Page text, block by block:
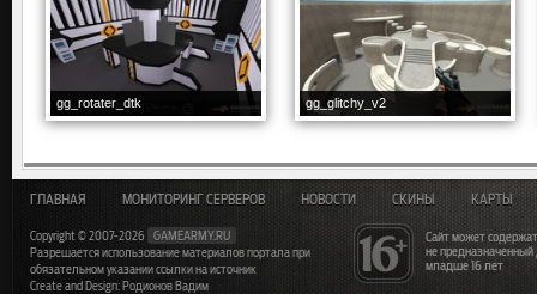
gg_rotater_dtk gg_glitchy_v2
Сайт может
не
младше 16 лет
ГЛАВНАЯ МОНИТОРИНГ СЕРВЕРОВ НОВОСТИ СКИНЫ КАРТЫ
Copyright © 2007-2026
GAMEARMY.RU
Разрешается использование материалов портала при
обязательном указании ссылки на источник
Create and Design: Родионов Вадим